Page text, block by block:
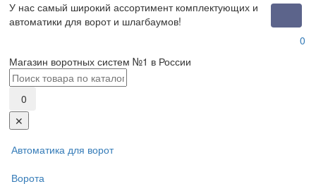
У нас самый широкий ассортимент комплектующих и
автоматики для ворот и шлагбаумов!
0
Магазин воротных систем №1 в России
0
✕
Автоматика для ворот
Ворота